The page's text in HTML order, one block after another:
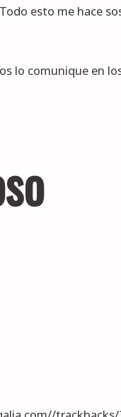
esto me hace
lo comunique en